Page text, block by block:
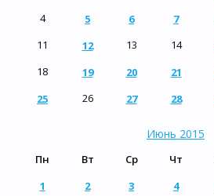
4
5 6 7
11
12 13 14
18
19 20 21
25
26 27 28
Июнь 2015
Пн Вт Ср Чт
1
2 3 4